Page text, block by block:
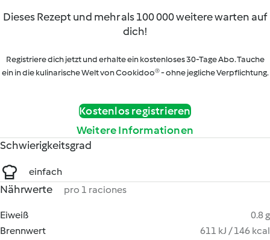
Dieses Rezept und mehr als 100 000 weitere warten auf
dich!
Registriere dich jetzt und erhalte ein kostenloses 30-Tage Abo. Tauche
ein in die kulinarische Welt von Cookidoo® - ohne jegliche Verpflichtung.
Kostenlos registrieren
Weitere Informationen
Schwierigkeitsgrad
einfach
Nährwerte pro 1 raciones
Eiweiß
0.8 g
Brennwert
611 kJ / 146 kcal